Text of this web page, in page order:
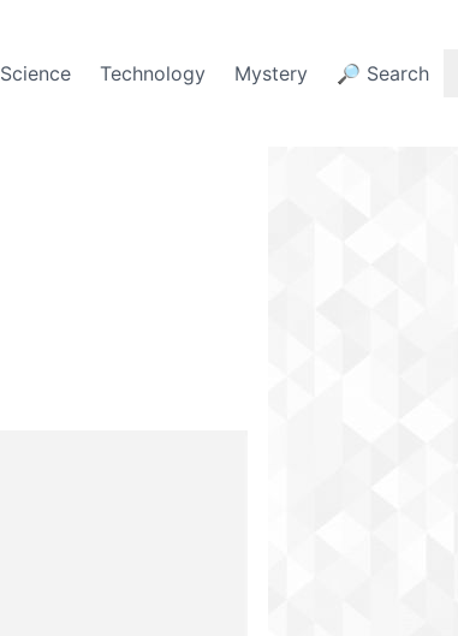
Science Technology Mystery 🔎 Search